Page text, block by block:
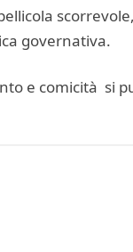
governativa.
e comicità si